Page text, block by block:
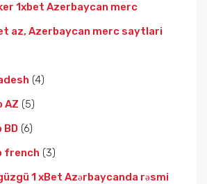
1xbet Azerbaycan merc
az, Azerbaycan merc saytlari
(4)
AZ (5)
(6)
french (3)
1 xBet Azərbaycanda rəsmi